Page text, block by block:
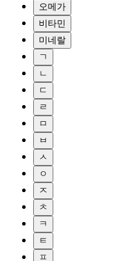
오메가
비타민
미네랄
ㄱ
ㄴ
ㄷ
ㄹ
ㅁ
ㅂ
ㅅ
ㅇ
ㅈ
ㅊ
ㅋ
ㅌ
ㅍ